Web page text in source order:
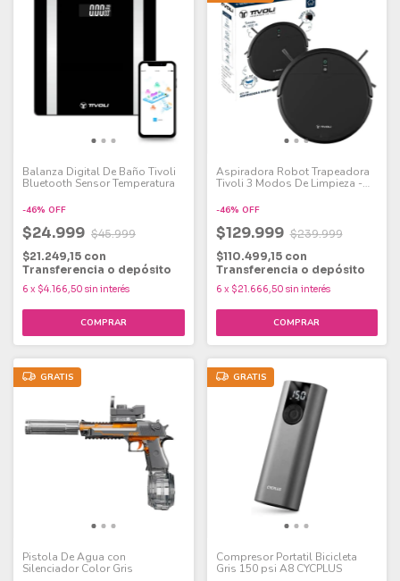
Balanza Digital De Baño Tivoli
Bluetooth Sensor Temperatura
-46% OFF
$24.999 $45.999
$21.249,15 con
Transferencia o depósito
6 x $4.166,50 sin interés
Aspiradora Robot Trapeadora
Tivoli 3 Modos De Limpieza -
-46% OFF
$129.999 $239.999
$110.499,15 con
Transferencia o depósito
6 x $21.666,50 sin interés
GRATIS
Pistola De Agua con
Silenciador Color Gris
GRATIS
Compresor Portatil Bicicleta
Gris 150 psi A8 CYCPLUS